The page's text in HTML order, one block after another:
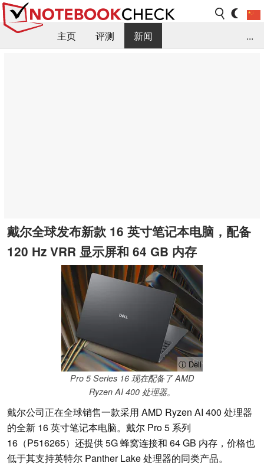
主页 评测
新闻
...
戴尔全球发布新款 16 英寸笔记本电脑，配备
120 Hz VRR 显示屏和 64 GB 内存
ⓘ Dell
Pro 5 Series 16 现在配备了 AMD
Ryzen AI 400 处理器。
戴尔公司正在全球销售一款采用 AMD Ryzen AI 400 处理器
的全新 16 英寸笔记本电脑。戴尔 Pro 5 系列
16（P516265）还提供 5G 蜂窝连接和 64 GB 内存，价格也
低于其支持英特尔 Panther Lake 处理器的同类产品。